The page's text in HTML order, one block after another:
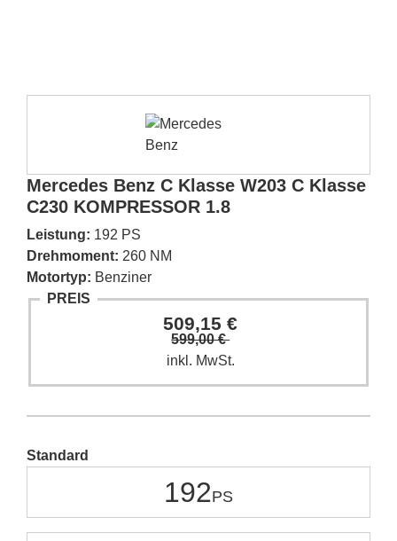
Mercedes Benz C Klasse W203 C Klasse
C230 KOMPRESSOR 1.8
Leistung: 192 PS
Drehmoment: 260 NM
Motortyp: Benziner
PREIS
509,15 €
599,00 €
inkl. MwSt.
Standard
192